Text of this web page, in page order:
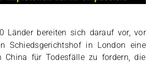
Länder bereiten sich darauf vor, vor
Schiedsgerichtshof in London eine
China für Todesfälle zu fordern, die